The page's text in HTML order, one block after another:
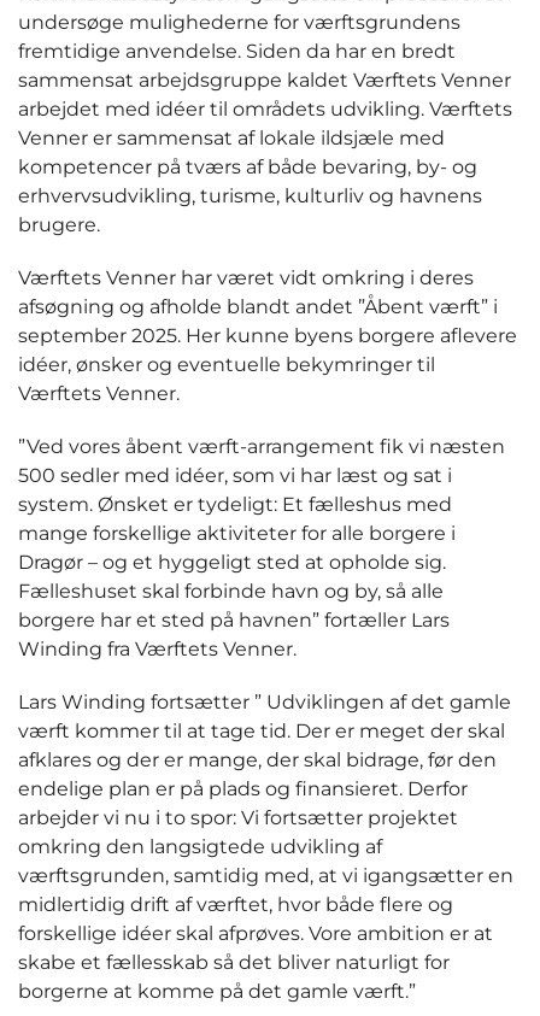
undersøge mulighederne for værftsgrundens
fremtidige anvendelse. Siden da har en bredt
sammensat arbejdsgruppe kaldet Værftets Venner
arbejdet med idéer til områdets udvikling. Værftets
Venner er sammensat af lokale ildsjæle med
kompetencer på tværs af både bevaring, by- og
erhvervsudvikling, turisme, kulturliv og havnens
brugere.
Værftets Venner har været vidt omkring i deres
afsøgning og afholde blandt andet ”Åbent værft” i
september 2025. Her kunne byens borgere aflevere
idéer, ønsker og eventuelle bekymringer til
Værftets Venner.
”Ved vores åbent værft-arrangement fik vi næsten
500 sedler med idéer, som vi har læst og sat i
system. Ønsket er tydeligt: Et fælleshus med
mange forskellige aktiviteter for alle borgere i
Dragør – og et hyggeligt sted at opholde sig.
Fælleshuset skal forbinde havn og by, så alle
borgere har et sted på havnen” fortæller Lars
Winding fra Værftets Venner.
Lars Winding fortsætter ” Udviklingen af det gamle
værft kommer til at tage tid. Der er meget der skal
afklares og der er mange, der skal bidrage, før den
endelige plan er på plads og finansieret. Derfor
arbejder vi nu i to spor: Vi fortsætter projektet
omkring den langsigtede udvikling af
værftsgrunden, samtidig med, at vi igangsætter en
midlertidig drift af værftet, hvor både flere og
forskellige idéer skal afprøves. Vore ambition er at
skabe et fællesskab så det bliver naturligt for
borgerne at komme på det gamle værft.”